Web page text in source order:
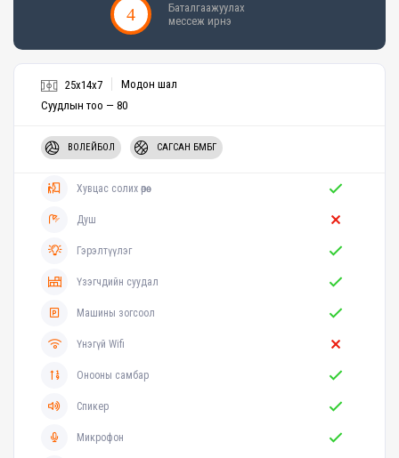
Баталгаажуулах
мессеж ирнэ
25x14x7
Модон шал
Суудлын тоо — 80
ВОЛЕЙБОЛ САГСАН БӨМБӨГ
Хувцас солих өрөө
Душ
Гэрэлтүүлэг
Үзэгчдийн суудал
Машины зогсоол
Үнэгүй Wifi
Онооны самбар
Спикер
Микрофон